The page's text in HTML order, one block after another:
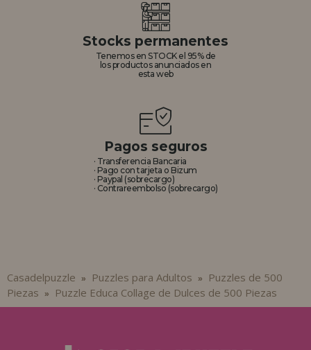
Stocks permanentes
Tenemos en STOCK el 95% de
los productos anunciados en
esta web
Pagos seguros
· Transferencia Bancaria
· Pago con tarjeta o Bizum
· Paypal (sobrecargo)
· Contrareembolso (sobrecargo)
Casadelpuzzle » Puzzles para Adultos »
Puzzles de 500
Piezas » Puzzle Educa Collage de Dulces de 500 Piezas